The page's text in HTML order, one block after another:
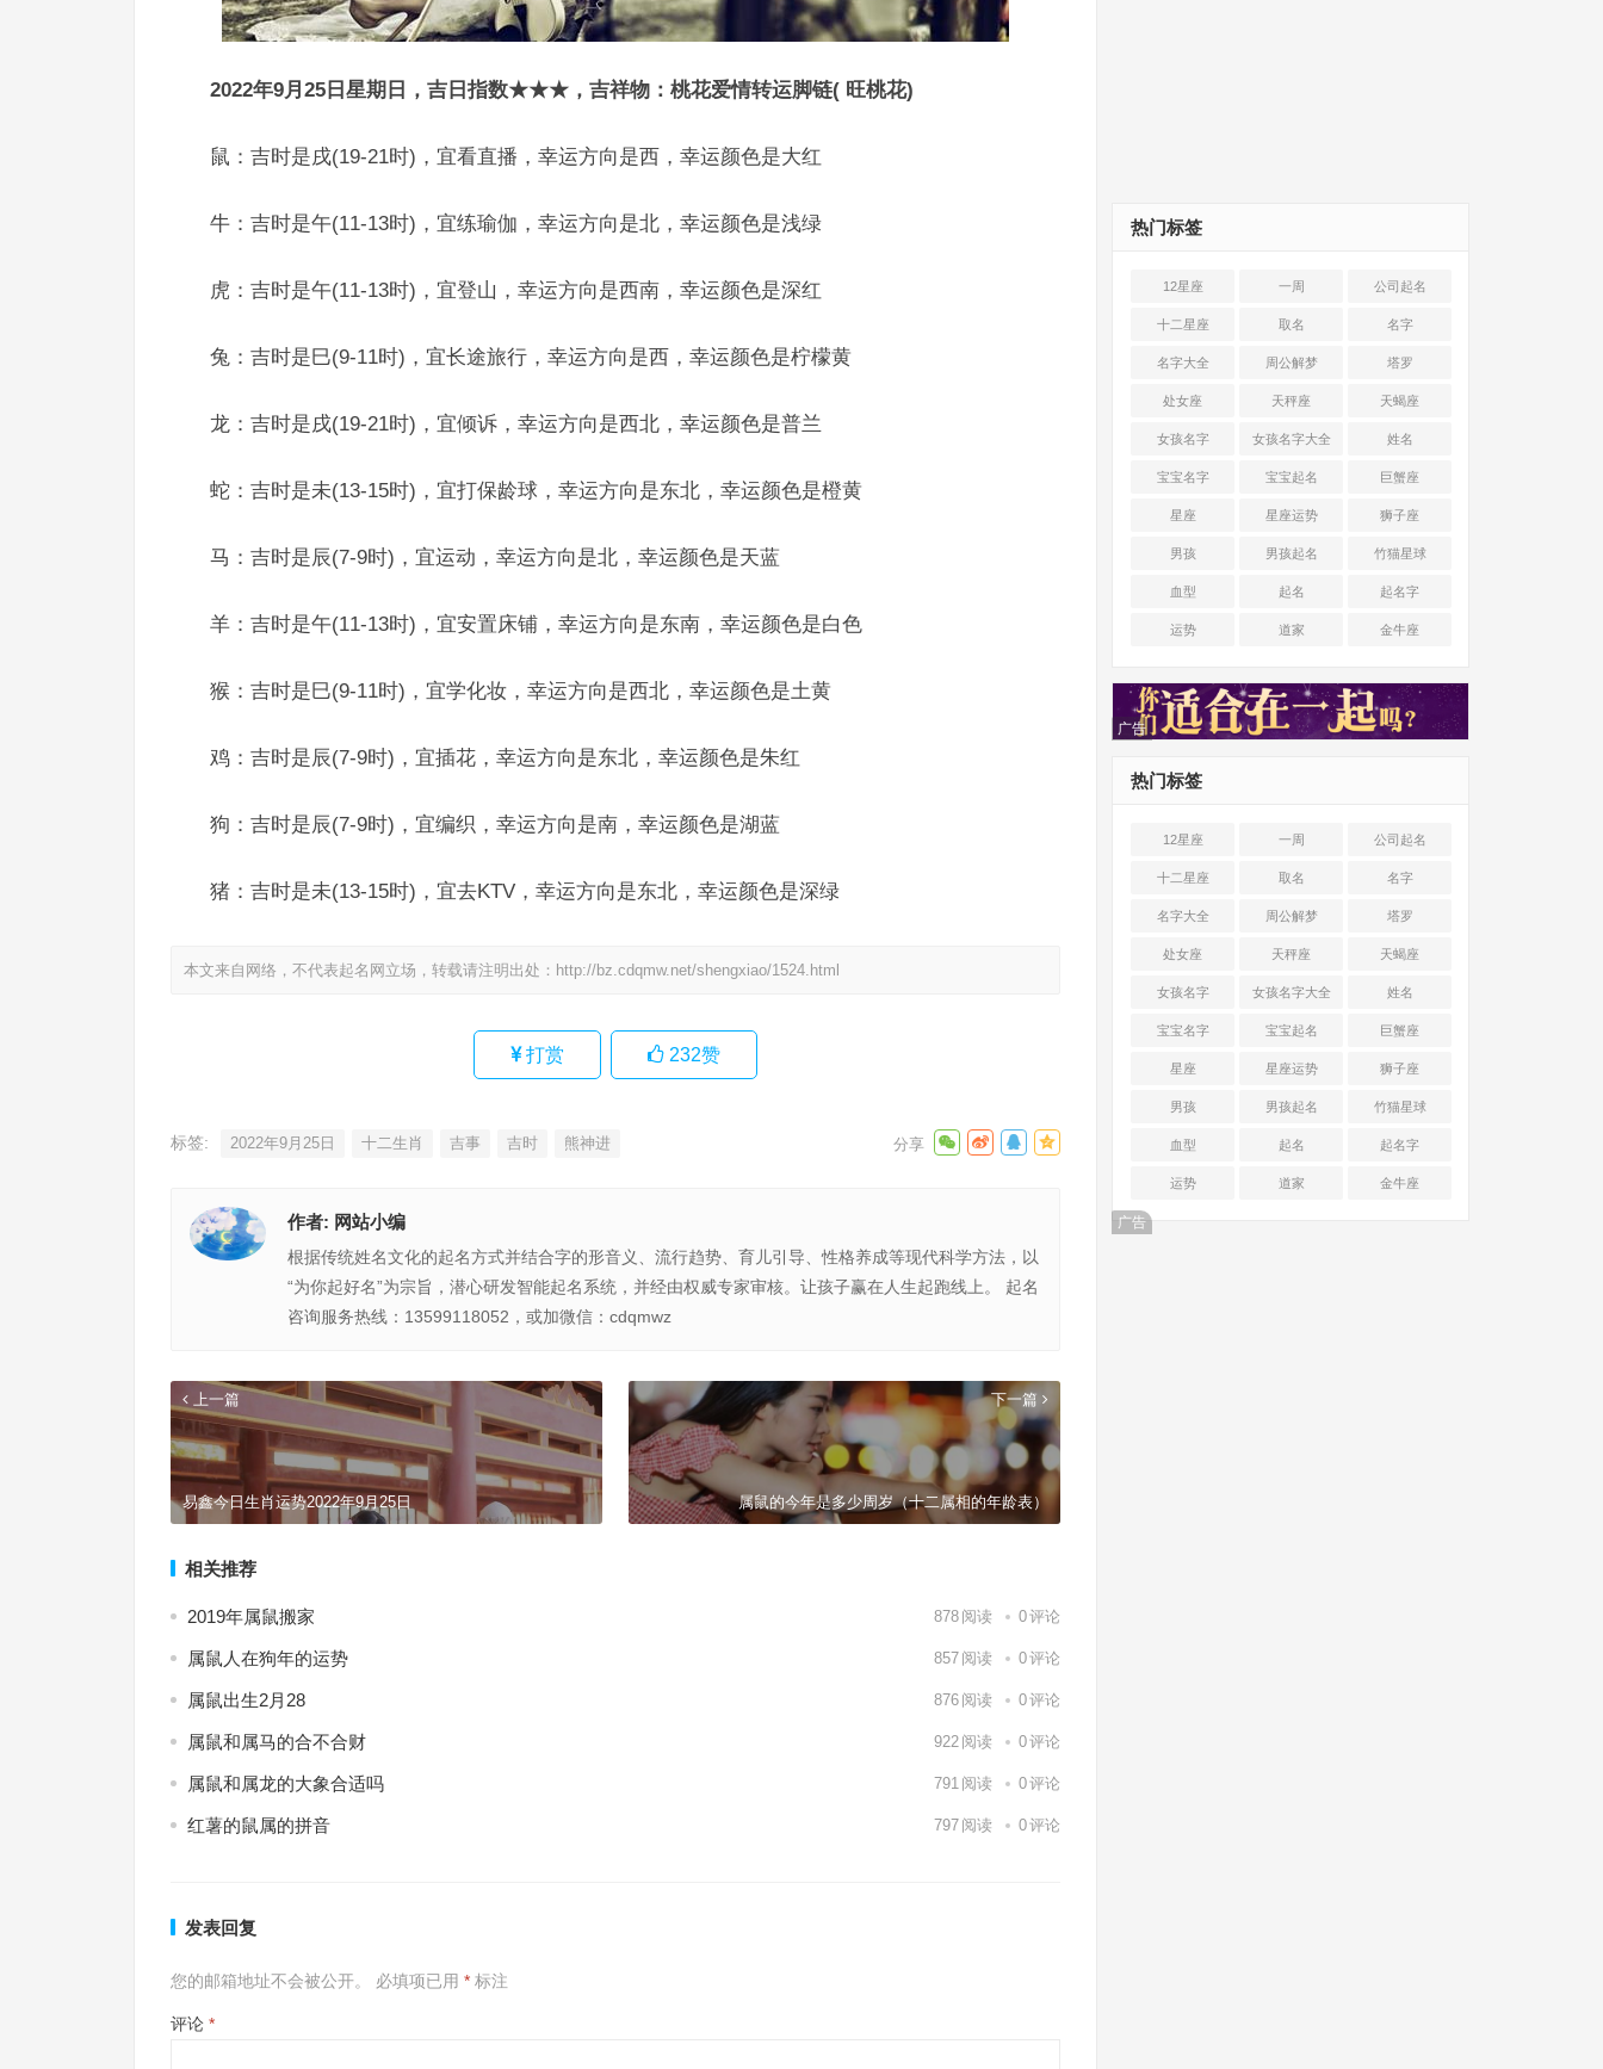
2022年9月25日星期日，吉日指数★★★，吉祥物：桃花爱情转运脚链( 旺桃花)
鼠：吉时是戌(19-21时)，宜看直播，幸运方向是西，幸运颜色是大红
牛：吉时是午(11-13时)，宜练瑜伽，幸运方向是北，幸运颜色是浅绿
虎：吉时是午(11-13时)，宜登山，幸运方向是西南，幸运颜色是深红
兔：吉时是巳(9-11时)，宜长途旅行，幸运方向是西，幸运颜色是柠檬黄
龙：吉时是戌(19-21时)，宜倾诉，幸运方向是西北，幸运颜色是普兰
蛇：吉时是未(13-15时)，宜打保龄球，幸运方向是东北，幸运颜色是橙黄
马：吉时是辰(7-9时)，宜运动，幸运方向是北，幸运颜色是天蓝
羊：吉时是午(11-13时)，宜安置床铺，幸运方向是东南，幸运颜色是白色
猴：吉时是巳(9-11时)，宜学化妆，幸运方向是西北，幸运颜色是土黄
鸡：吉时是辰(7-9时)，宜插花，幸运方向是东北，幸运颜色是朱红
狗：吉时是辰(7-9时)，宜编织，幸运方向是南，幸运颜色是湖蓝
猪：吉时是未(13-15时)，宜去KTV，幸运方向是东北，幸运颜色是深绿
本文来自网络，不代表起名网立场，转载请注明出处： http://bz.cdqmw.net/shengxiao/1524.html
打赏 232赞
标签: 2022年9月25日 十二生肖 吉事 吉时 熊神进
作者: 网站小编
根据传统姓名文化的起名方式并结合字的形音义、流行趋势、育儿引导、性格养成等现代科学方法，以
“为你起好名”为宗旨，潜心研发智能起名系统，并经由权威专家审核。让孩子赢在人生起跑线上。 起名
咨询服务热线：13599118052，或加微信：cdqmwz
上一篇
易鑫今日生肖运势2022年9月25日
下一篇
属鼠的今年是多少周岁（十二属相的年龄表）
相关推荐
2019年属鼠搬家 878 阅读 0评论
属鼠人在狗年的运势 857 阅读 0评论
属鼠出生2月28 876 阅读 0评论
属鼠和属马的合不合财 922 阅读 0评论
属鼠和属龙的大象合适吗 791 阅读 0评论
红薯的鼠属的拼音 797 阅读 0评论
发表回复
您的邮箱地址不会被公开。 必填项已用 * 标注
评论 *
热门标签
12星座 一周 公司起名
十二星座 取名 名字
名字大全 周公解梦 塔罗
处女座 天秤座 天蝎座
女孩名字 女孩名字大全 姓名
宝宝名字 宝宝起名 巨蟹座
星座 星座运势 狮子座
男孩 男孩起名 竹猫星球
血型 起名 起名字
运势 道家 金牛座
广告
热门标签
12星座 一周 公司起名
十二星座 取名 名字
名字大全 周公解梦 塔罗
处女座 天秤座 天蝎座
女孩名字 女孩名字大全 姓名
宝宝名字 宝宝起名 巨蟹座
星座 星座运势 狮子座
男孩 男孩起名 竹猫星球
血型 起名 起名字
运势 道家 金牛座
广告